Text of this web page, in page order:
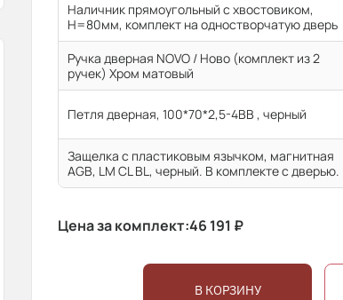
Наличник прямоугольный с хвостовиком,
H=80мм, комплект на одностворчатую дверь
Ручка дверная NOVO / Ново (комплект из 2
ручек) Хром матовый
Петля дверная, 100*70*2,5-4ВВ , черный
Защелка с пластиковым язычком, магнитная
AGB, LM CL BL, черный. В комплекте с дверью.
Цена за комплект:46 191 ₽
В КОРЗИНУ